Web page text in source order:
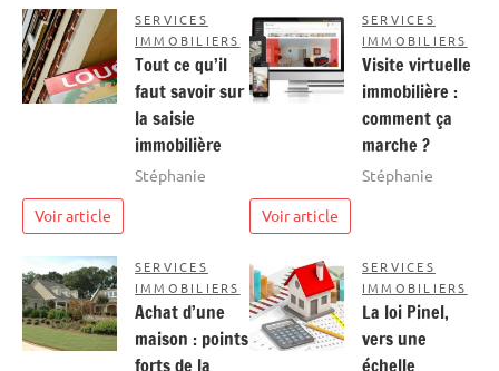
SERVICES
IMMOBILIERS
Tout ce qu’il
faut savoir sur
la saisie
immobilière
Stéphanie
Voir article
SERVICES
IMMOBILIERS
Visite virtuelle
immobilière :
comment ça
marche ?
Stéphanie
Voir article
SERVICES
IMMOBILIERS
Achat d’une
maison : points
forts de la
SERVICES
IMMOBILIERS
La loi Pinel,
vers une
échelle